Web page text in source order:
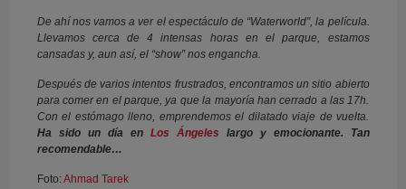
De ahí nos vamos a ver el espectáculo de “Waterworld”, la película.
Llevamos cerca de 4 intensas horas en el parque, estamos
cansadas y, aun así, el “show” nos engancha.
Después de varios intentos frustrados, encontramos un sitio abierto
para comer en el parque, ya que la mayoría han cerrado a las 17h.
Con el estómago lleno, emprendemos el dilatado viaje de vuelta.
Ha sido un día en Los Ángeles largo y emocionante. Tan
recomendable…
Foto:Ahmad Tarek